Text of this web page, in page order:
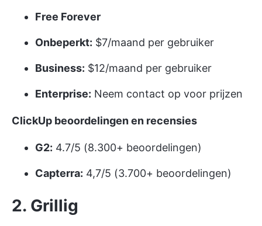
Free Forever
Onbeperkt: $7/maand per gebruiker
Business: $12/maand per gebruiker
Enterprise: Neem contact op voor prijzen
ClickUp beoordelingen en recensies
G2: 4.7/5 (8.300+ beoordelingen)
Capterra: 4,7/5 (3.700+ beoordelingen)
2. Grillig